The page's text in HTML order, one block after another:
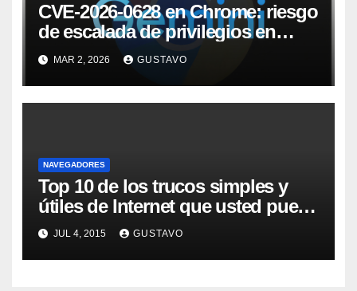
CVE-2026-0628 en Chrome: riesgo
de escalada de privilegios en
Gemini Live y qué controles
aplicar en empresas
MAR 2, 2026 GUSTAVO
NAVEGADORES
Top 10 de los trucos simples y
útiles de Internet que usted puede
no saber
JUL 4, 2015 GUSTAVO